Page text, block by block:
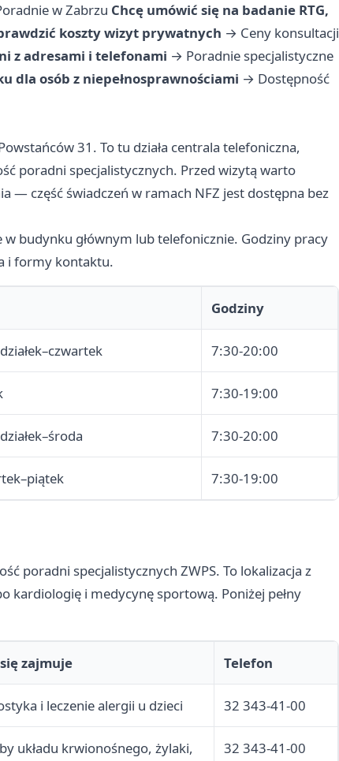
w Zabrzu Chcę umówić się na badanie RTG,
koszty wizyt prywatnych → Ceny konsultacji
z adresami i telefonami → Poradnie specjalistyczne
dla osób z niepełnosprawnościami → Dostępność
31. To tu działa centrala telefoniczna,
poradni specjalistycznych. Przed wizytą warto
— część świadczeń w ramach NFZ jest dostępna bez
budynku głównym lub telefonicznie. Godziny pracy
i formy kontaktu.
Godziny
7:30-20:00
7:30-19:00
7:30-20:00
7:30-19:00
poradni specjalistycznych ZWPS. To lokalizacja z
i medycynę sportową. Poniżej pełny
zajmuje Telefon
i leczenie alergii u dzieci 32 343-41-00
układu krwionośnego, żylaki,
32 343-41-00